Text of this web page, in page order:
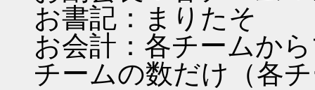
お書記：まりたそ
お会計：各チームか
チームの数だけ（各